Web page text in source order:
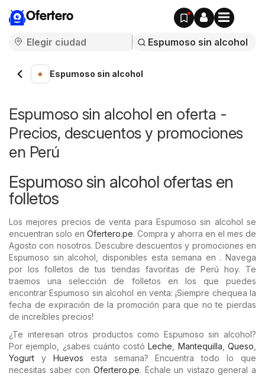
Ofertero
Espumoso sin alcohol
Espumoso sin alcohol en oferta -
Precios, descuentos y promociones
en Perú
Espumoso sin alcohol ofertas en
folletos
Los mejores precios de venta para Espumoso sin alcohol se
encuentran solo en Ofertero.pe. Compra y ahorra en el mes de
Agosto con nosotros. Descubre descuentos y promociones en
Espumoso sin alcohol, disponibles esta semana en . Navega
por los folletos de tus tiendas favoritas de Perú hoy. Te
traemos una selección de folletos en los que puedes
encontrar Espumoso sin alcohol en venta: ¡Siempre chequea la
fecha de expiración de la promoción para que no te pierdas
de increíbles precios!
¿Te interesan otros productos como Espumoso sin alcohol?
Por ejemplo, ¿sabes cuánto costóLeche Mantequilla ,Queso
Yogurt y Huevos esta semana? Encuentra todo lo que
necesitas saber con Ofertero.pe. Échale un vistazo general a